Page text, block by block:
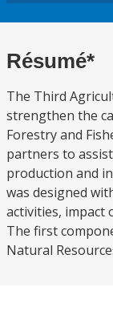
Résumé*
The Third
strengthen the
Forestry and
partners to
production and
was designed
activities, impact
The first
Natural